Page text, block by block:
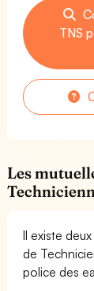
TNS
Les
Il existe
de
police des